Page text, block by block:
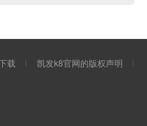
载
凯发k8官网的版权声明